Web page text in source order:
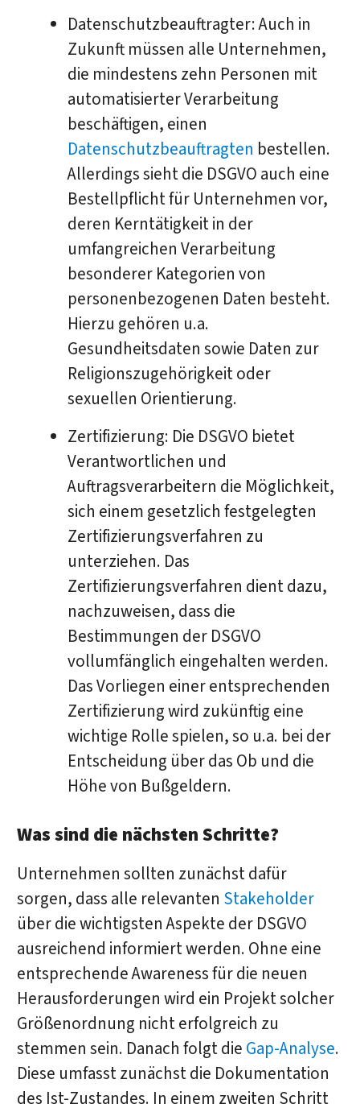
Datenschutzbeauftragter: Auch in
Zukunft müssen alle Unternehmen,
die mindestens zehn Personen mit
automatisierter Verarbeitung
beschäftigen, einen
Datenschutzbeauftragten bestellen.
Allerdings sieht die DSGVO auch eine
Bestellpflicht für Unternehmen vor,
deren Kerntätigkeit in der
umfangreichen Verarbeitung
besonderer Kategorien von
personenbezogenen Daten besteht.
Hierzu gehören u.a.
Gesundheitsdaten sowie Daten zur
Religionszugehörigkeit oder
sexuellen Orientierung.
Zertifizierung: Die DSGVO bietet
Verantwortlichen und
Auftragsverarbeitern die Möglichkeit,
sich einem gesetzlich festgelegten
Zertifizierungsverfahren zu
unterziehen. Das
Zertifizierungsverfahren dient dazu,
nachzuweisen, dass die
Bestimmungen der DSGVO
vollumfänglich eingehalten werden.
Das Vorliegen einer entsprechenden
Zertifizierung wird zukünftig eine
wichtige Rolle spielen, so u.a. bei der
Entscheidung über das Ob und die
Höhe von Bußgeldern.
Was sind die nächsten Schritte?
Unternehmen sollten zunächst dafür
sorgen, dass alle relevanten Stakeholder
über die wichtigsten Aspekte der DSGVO
ausreichend informiert werden. Ohne eine
entsprechende Awareness für die neuen
Herausforderungen wird ein Projekt solcher
Größenordnung nicht erfolgreich zu
stemmen sein. Danach folgt die Gap-Analyse.
Diese umfasst zunächst die Dokumentation
des Ist-Zustandes. In einem zweiten Schritt